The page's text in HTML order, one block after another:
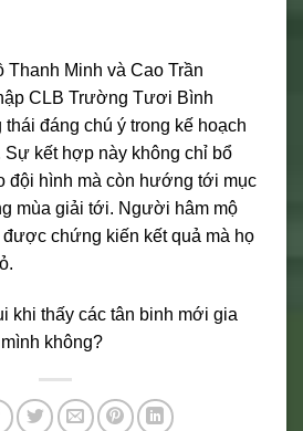
Thanh Minh và Cao Trần
CLB Trường Tươi Bình
đáng chú ý trong kế hoạch
Sự kết hợp này không chỉ bổ
đội hình mà còn hướng tới mục
mùa giải tới. Người hâm mộ
chứng kiến kết quả mà họ
khi thấy các tân binh mới gia
không?